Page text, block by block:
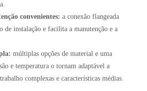
convenientes: a conexão flangeada
de instalação e facilita a manutenção e a
múltiplas opções de material e uma
e temperatura o tornam adaptável a
complexas e características médias.